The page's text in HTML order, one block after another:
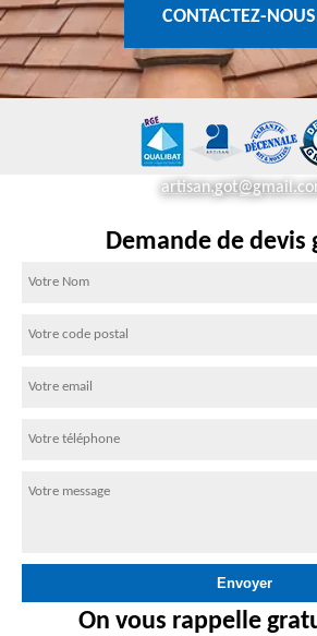
CONTACTEZ-NOUS
Demande de devis
On vous rappelle